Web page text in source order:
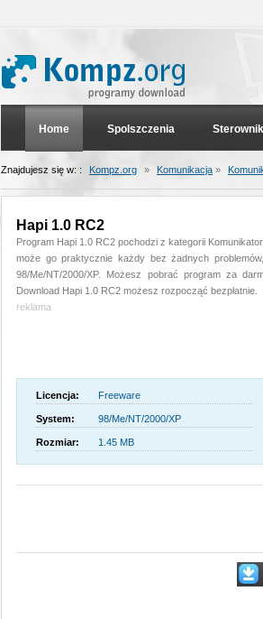
Home Spolszczenia
Znajdujesz się w: : Kompz.org » Komunikacja »
Hapi 1.0 RC2
Program Hapi 1.0 RC2 pochodzi z kategorii
może go praktycznie każdy bez żadnych
98/Me/NT/2000/XP. Możesz pobrać program za
Download Hapi 1.0 RC2 możesz rozpocząć bezpłatnie.
reklama
Licencja: Freeware
System: 98/Me/NT/2000/XP
Rozmiar: 1.45 MB